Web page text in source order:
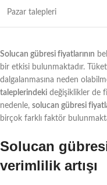
Pazar talepleri
Solucan gübresi fiyatlarının
bir etkisi bulunmaktadır.
dalgalanmasına neden
taleplerindeki değişiklikler de
nedenle, solucan gübresi
birçok farklı faktör
Solucan
verimlilik artışı